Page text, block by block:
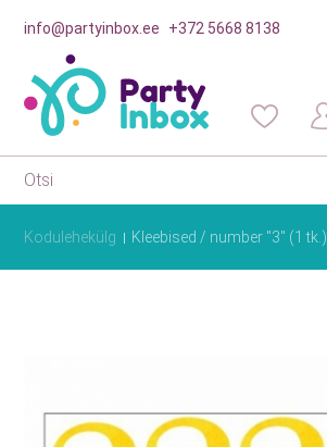
info@partyinbox.ee +372 5668 8138
Kodulehekülg Kleebised / number "3" (1 tk.)